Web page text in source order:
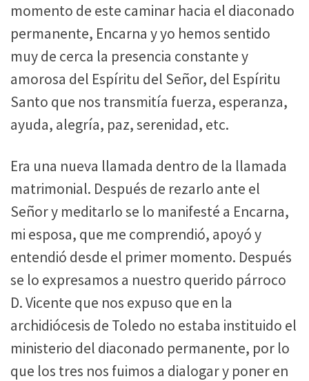
momento de este caminar hacia el diaconado
permanente, Encarna y yo hemos sentido
muy de cerca la presencia constante y
amorosa del Espíritu del Señor, del Espíritu
Santo que nos transmitía fuerza, esperanza,
ayuda, alegría, paz, serenidad, etc.
Era una nueva llamada dentro de la llamada
matrimonial. Después de rezarlo ante el
Señor y meditarlo se lo manifesté a Encarna,
mi esposa, que me comprendió, apoyó y
entendió desde el primer momento. Después
se lo expresamos a nuestro querido párroco
D. Vicente que nos expuso que en la
archidiócesis de Toledo no estaba instituido el
ministerio del diaconado permanente, por lo
que los tres nos fuimos a dialogar y poner en